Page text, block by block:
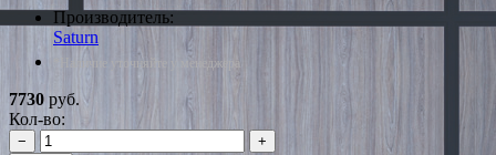
Производитель:
Saturn
*Наличие уточняйте у менеджера
7730 руб.
Кол-во:
−
+